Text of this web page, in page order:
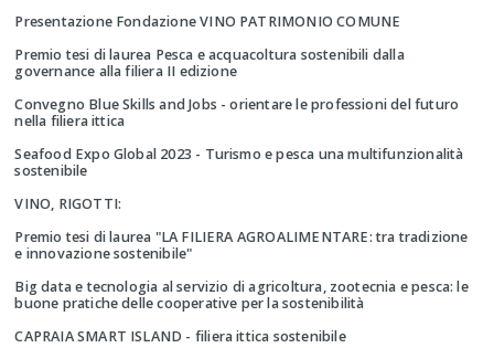
Presentazione Fondazione VINO PATRIMONIO COMUNE
Premio tesi di laurea Pesca e acquacoltura sostenibili dalla
governance alla filiera II edizione
Convegno Blue Skills and Jobs - orientare le professioni del futuro
nella filiera ittica
Seafood Expo Global 2023 - Turismo e pesca una multifunzionalità
sostenibile
VINO, RIGOTTI:
Premio tesi di laurea "LA FILIERA AGROALIMENTARE: tra tradizione
e innovazione sostenibile"
Big data e tecnologia al servizio di agricoltura, zootecnia e pesca: le
buone pratiche delle cooperative per la sostenibilità
CAPRAIA SMART ISLAND - filiera ittica sostenibile